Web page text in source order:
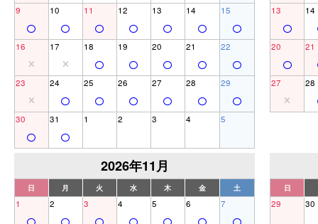
9 10 11 12 13 14 15
16 17 18 19 20 21 22
23 24 25 26 27 28 29
30 31 1 2 3 4 5
13 14
20 21
27 28
2026年11月
日 月 火 水 木 金 土
1 2 3 4 5 6 7
日
29 30